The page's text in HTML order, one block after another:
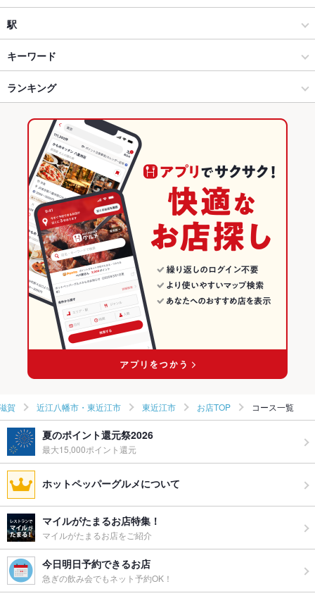
洋・和洋・各国料理・その他
近江八幡市・東近江市 × 居酒屋
近江八幡市・東近江市 × 洋・和洋・各国料理・その他
八日市駅 × 居酒屋
八日市駅 × 洋・和洋・各国料理・その他
ダイニングバー・バル
洋・和洋・各国料理・その他
近江八幡市・東近江市 × ダイニングバー・バル
近江八幡市・東近江市 × 洋・和洋・各国料理・その他
八日市駅 × ダイニングバー・バル
八日市駅 × 洋・和洋・各国料理・その他
東近江市
東近江市 × 居酒屋
東近江市 × 洋・和洋・各国料理・その他
東近江市 × ダイニングバー・バル
東近江市 × 洋・和洋・各国料理・その他
滋賀 × 居酒屋
滋賀 × 洋・和洋・各国料理・その他
滋賀 × ダイニングバー・バル
滋賀 × 洋・和洋・各国料理・その他
駅
八日市駅
キーワード
からあげ
ペペロンチーノ ボロネーゼ ペスカトーレ
ランキング
滋賀のグルメランキング
滋賀の居酒屋ランキング
近江八幡市・東近江市のグルメランキング
近江八幡市・東近江市の居酒屋ランキング
東近江市のグルメランキング
東近江市の居酒屋ランキング
賀 近江八幡市・東近江市 東近江市 お店TOP コース一覧
夏のポイント還元祭2026
最大15,000ポイント還元
ホットペッパーグルメについて
マイルがたまるお店特集！
マイルがたまるお店をご紹介
今日明日予約できるお店
急ぎの飲み会でもネット予約OK！